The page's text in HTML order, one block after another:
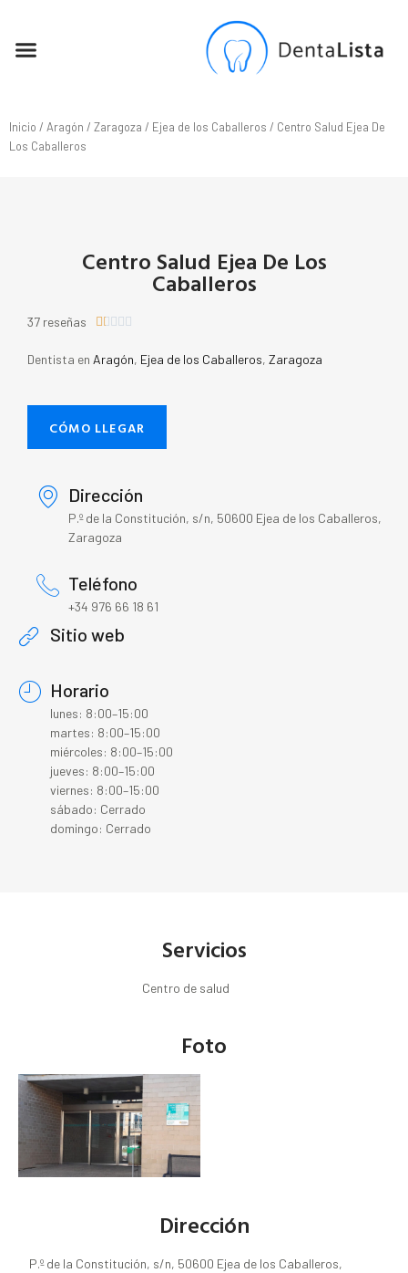
Inicio / Aragón / Zaragoza / Ejea de los Caballeros / Centro Salud Ejea De
Los Caballeros
Centro Salud Ejea De Los
Caballeros
37 reseñas     
Dentista en Aragón, Ejea de los Caballeros, Zaragoza
CÓMO LLEGAR
Dirección
P.º de la Constitución, s/n, 50600 Ejea de los Caballeros,
Zaragoza
Teléfono
+34 976 66 18 61
Sitio web
Horario
lunes: 8:00–15:00
martes: 8:00–15:00
miércoles: 8:00–15:00
jueves: 8:00–15:00
viernes: 8:00–15:00
sábado: Cerrado
domingo: Cerrado
Servicios
Centro de salud
Foto
Dirección
P.º de la Constitución, s/n, 50600 Ejea de los Caballeros,